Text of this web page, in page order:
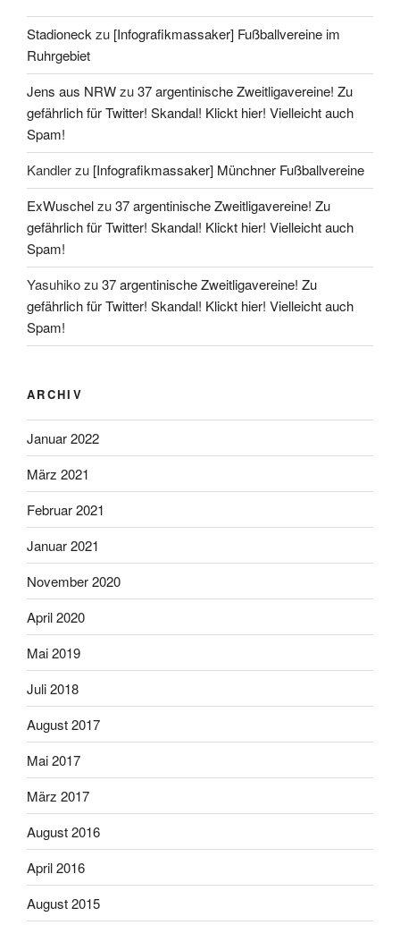
Stadioneckzu [Infografikmassaker] Fußballvereine im
Ruhrgebiet
Jens aus NRWzu37 argentinische Zweitligavereine! Zu
gefährlich für Twitter! Skandal! Klickt hier! Vielleicht auch
Spam!
Kandlerzu [Infografikmassaker] Münchner Fußballvereine
ExWuschelzu37 argentinische Zweitligavereine! Zu
gefährlich für Twitter! Skandal! Klickt hier! Vielleicht auch
Spam!
Yasuhikozu37 argentinische Zweitligavereine! Zu
gefährlich für Twitter! Skandal! Klickt hier! Vielleicht auch
Spam!
ARCHIV
Januar 2022
März 2021
Februar 2021
Januar 2021
November 2020
April 2020
Mai 2019
Juli 2018
August 2017
Mai 2017
März 2017
August 2016
April 2016
August 2015